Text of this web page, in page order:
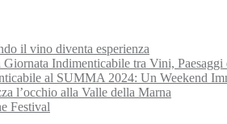
il vino diventa esperienza
Indimenticabile tra Vini, Paesaggi
al SUMMA 2024: Un Weekend
l’occhio alla Valle della Marna
Festival